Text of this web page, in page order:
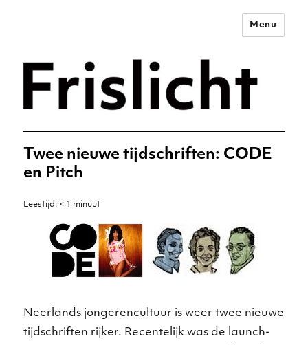
Merkstrategie voor het
digitale tijdperk –
Frislicht
Menu
Twee nieuwe tijdschriften: CODE
en Pitch
Leestijd: < 1 minuut
Neerlands jongerencultuur is weer twee nieuwe
tijdschriften rijker. Recentelijk was de launch-